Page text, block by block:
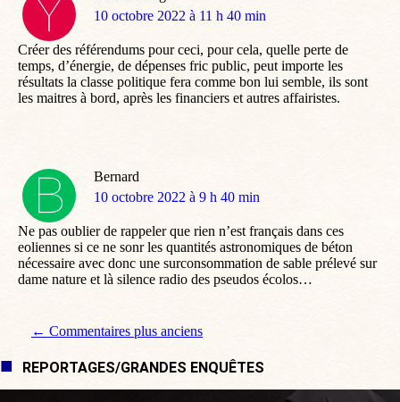
dit
10 octobre 2022 à 11 h 40 min
Créer des référendums pour ceci, pour cela, quelle perte de
temps, d’énergie, de dépenses fric public, peut importe les
résultats la classe politique fera comme bon lui semble, ils sont
les maitres à bord, après les financiers et autres affairistes.
Bernard
dit
10 octobre 2022 à 9 h 40 min
Ne pas oublier de rappeler que rien n’est français dans ces
eoliennes si ce ne sonr les quantités astronomiques de béton
nécessaire avec donc une surconsommation de sable prélevé sur
dame nature et là silence radio des pseudos écolos…
Navigation de commentaire
← Commentaires plus anciens
REPORTAGES/GRANDES ENQUÊTES